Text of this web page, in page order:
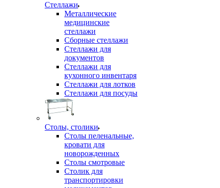
Стеллажи
Металлические
медицинские
стеллажи
Сборные стеллажи
Стеллажи для
документов
Стеллажи для
кухонного инвентаря
Стеллажи для лотков
Стеллажи для посуды
Столы, столики
Столы пеленальные,
кровати для
новорожденных
Столы смотровые
Столик для
транспортировки